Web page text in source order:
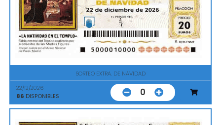
SORTEO EXTRA. DE NAVIDAD
22/12/2026
86 DISPONIBLES 0